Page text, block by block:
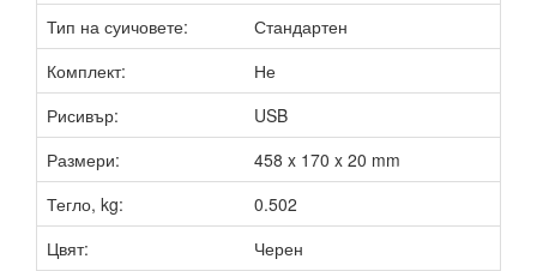
Тип на суичовете:
Стандартен
Комплект:
Не
Рисивър:
USB
Размери:
458 x 170 x 20 mm
Тегло, kg:
0.502
Цвят:
Черен